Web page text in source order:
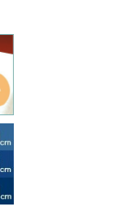
ン
テ
テ
ー品
・雑貨
クノロジー リ
具
ー
アーマット
ッド
雑貨